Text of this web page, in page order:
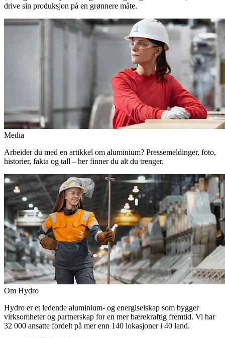
drive sin produksjon på en grønnere måte.
Media
Arbeider du med en artikkel om aluminium? Pressemeldinger, foto,
historier, fakta og tall – her finner du alt du trenger.
Om Hydro
Hydro er et ledende aluminium- og energiselskap som bygger
virksomheter og partnerskap for en mer bærekraftig fremtid. Vi har
32 000 ansatte fordelt på mer enn 140 lokasjoner i 40 land.